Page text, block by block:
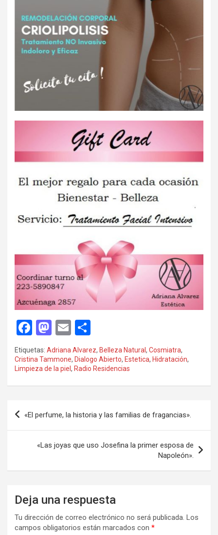
F
a
ce
b
o
k
M
a
st
o
d
n
E
m
ail m
p
ar
Etiquetas: Adriana Alvarez, Belleza Natural , Cosmiatra,
Cristina Tammone, Dialogo Abierto, Estetica, Hidratación,
Limpieza de la piel , Radio Residencias
Navegación
entradas
«El perfume, la historia y las familias de fragancias».
«Las joyas que uso Josefina la primer esposa de
Napoleón».
Deja una respuesta
Tu dirección de correo electrónico no será publicada. Los
campos obligatorios están marcados con *